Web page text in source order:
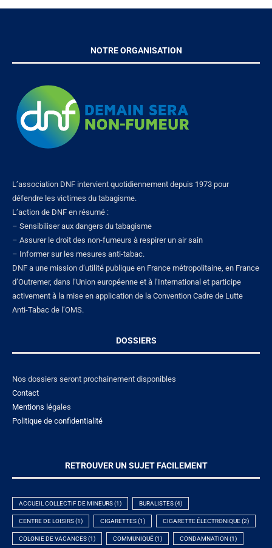
NOTRE ORGANISATION
L’association DNF intervient quotidiennement depuis 1973 pour
défendre les victimes du tabagisme.
L’action de DNF en résumé :
– Sensibiliser aux dangers du tabagisme
– Assurer le droit des non-fumeurs à respirer un air sain
– Informer sur les mesures anti-tabac.
DNF a une mission d’utilité publique en France métropolitaine, en France
d’Outremer, dans l’Union européenne et à l’International et participe
activement à la mise en application de la Convention Cadre de Lutte
Anti-Tabac de l’OMS.
DOSSIERS
Nos dossiers seront prochainement disponibles
Contact
Mentions légales
Politique de confidentialité
RETROUVER UN SUJET FACILEMENT
ACCUEIL COLLECTIF DE MINEURS(1) BURALISTES(4)
CENTRE DE LOISIRS(1) CIGARETTES(1) CIGARETTE ÉLECTRONIQUE(2)
COLONIE DE VACANCES(1) COMMUNIQUÉ(1) CONDAMNATION (1)